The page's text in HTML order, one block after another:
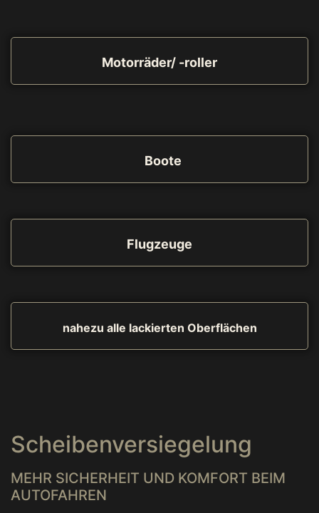
Motorräder/ -roller
Boote
Flugzeuge
nahezu alle lackierten Oberflächen
Scheibenversiegelung
MEHR SICHERHEIT UND KOMFORT BEIM
AUTOFAHREN